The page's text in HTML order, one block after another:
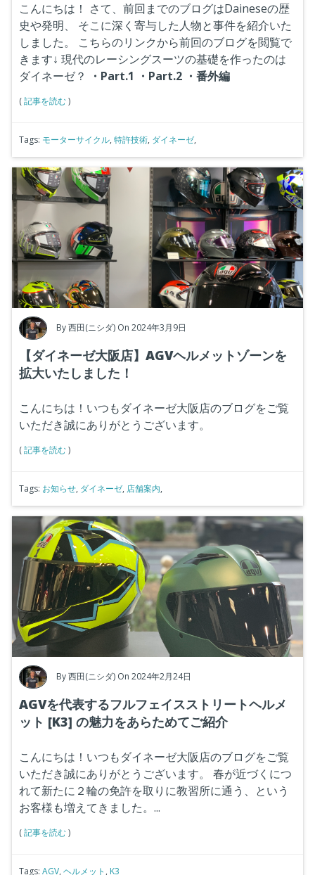
こんにちは！ さて、前回までのブログはDaineseの歴
史や発明、
そこに深く寄与した人物と事件を紹介いた
しました。
こちらのリンクから前回のブログを閲覧で
きます↓ 現代のレーシングスーツの基礎を作ったのは
ダイネーゼ？
・Part.1 ・Part.2 ・番外編
(記事を読む)
Tags: モーターサイクル, 特許技術, ダイネーゼ,
By西田(ニシダ) On 2024年3月9日
【ダイネーゼ大阪店】AGVヘルメットゾーンを
拡大いたしました！
こんにちは！いつもダイネーゼ大阪店のブログをご覧
いただき誠にありがとうございます。
(記事を読む)
Tags: お知らせ, ダイネーゼ, 店舗案内,
By西田(ニシダ) On 2024年2月24日
AGVを代表するフルフェイスストリートヘルメ
ット [K3] の魅力をあらためてご紹介
こんにちは！いつもダイネーゼ大阪店のブログをご覧
いただき誠にありがとうございます。
春が近づくにつ
れて新たに２輪の免許を取りに教習所に通う、という
お客様も増えてきました。...
(記事を読む)
Tags: AGV, ヘルメット , K3